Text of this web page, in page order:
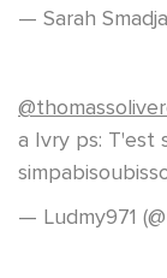
— Sarah
a Ivry ps: T'est
— Ludmy971